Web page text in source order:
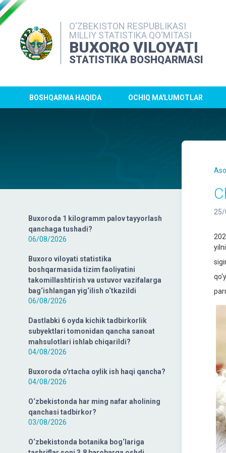
O‘ZBEKISTON RESPUBLIKASI
MILLIY STATISTIKA QO‘MITASI
BUXORO VILOYATI
STATISTIKA BOSHQARMASI
BOSHQARMA HAQIDA OCHIQ MA'LUMOTLAR
Buxoroda 1 kilogramm palov tayyorlash
qanchaga tushadi?
06/08/2026
Buxoro viloyati statistika
boshqarmasida tizim faoliyatini
takomillashtirish va ustuvor vazifalarga
bag‘ishlangan yig‘ilish o‘tkazildi
06/08/2026
Dastlabki 6 oyda kichik tadbirkorlik
subyektlari tomonidan qancha sanoat
mahsulotlari ishlab chiqarildi?
04/08/2026
Buxoroda o'rtacha oylik ish haqi qancha?
04/08/2026
O‘zbekistonda har ming nafar aholining
qanchasi tadbirkor?
03/08/2026
O‘zbekistonda botanika bog‘lariga